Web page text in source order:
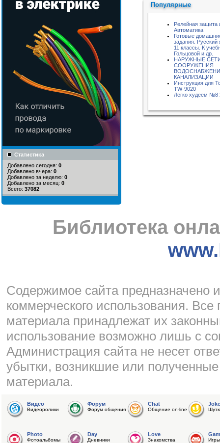
Статистика
Добавлено сегодня: 0
Добавлено вчера: 0
Добавлено за неделю: 0
Добавлено за месяц: 0
Всего: 37082
Популярные
Релейная защита
Автоматика
Готовые
задания. Русский
11 классы. К
Гольцовой и др.
НАРУЖНЫЕ
СООРУЖЕНИЯ
КАНАЛИЗАЦИИ
Инструкция для
TW-9020
Легко худеем №8
Библиотека
Cодержимое сайта предназначено
коммерческого использования.
материала принадлежат их
использование возможно лишь с
Администрация сайта не несет
убытки, возникшие или
материала.
Видео
Видеоролики
Форум
Форум общения
Chat
Общение on-line
Joke
Photo
Фотоальбомы
Day
Дневники
Love
Знакомства Игры